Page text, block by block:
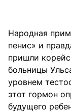
Народная
пенис» и
пришли
больницы
уровнем
этот гормон
будущего